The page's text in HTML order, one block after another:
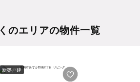
のエリアの物件一覧
新築戸建